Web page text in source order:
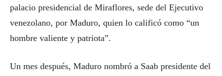
palacio presidencial de Miraflores, sede del Ejecutivo
venezolano, por Maduro, quien lo calificó como “un
hombre valiente y patriota”.
Un mes después, Maduro nombró a Saab presidente del